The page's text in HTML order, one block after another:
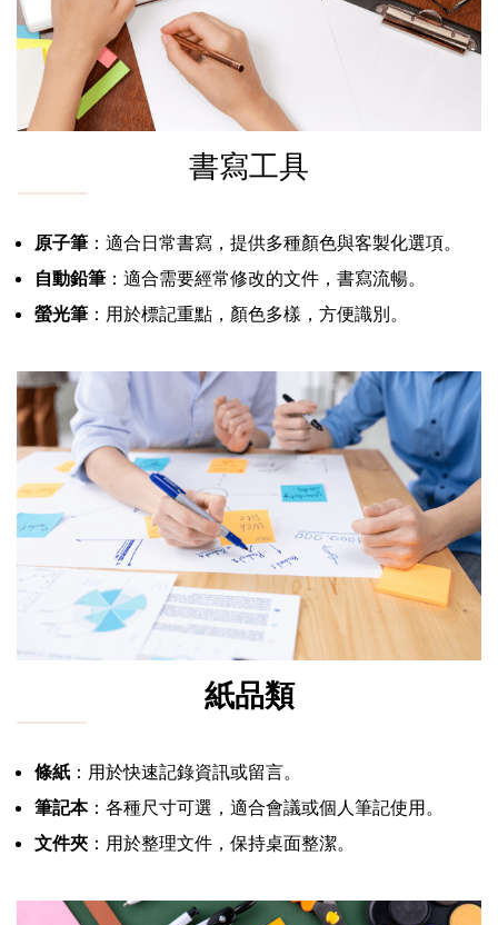
書寫工具
原子筆 ：適合日常書寫，提供多種顏色與客製化選項。
自動鉛筆 ：適合需要經常修改的文件，書寫流暢。
螢光筆 ：用於標記重點，顏色多樣，方便識別。
紙品類
條紙 ：用於快速記錄資訊或留言。
筆記本：各種尺寸可選，適合會議或個人筆記使用。
文件夾 ：用於整理文件，保持桌面整潔。